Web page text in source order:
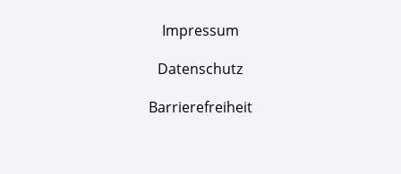
Impressum
Datenschutz
Barrierefreiheit